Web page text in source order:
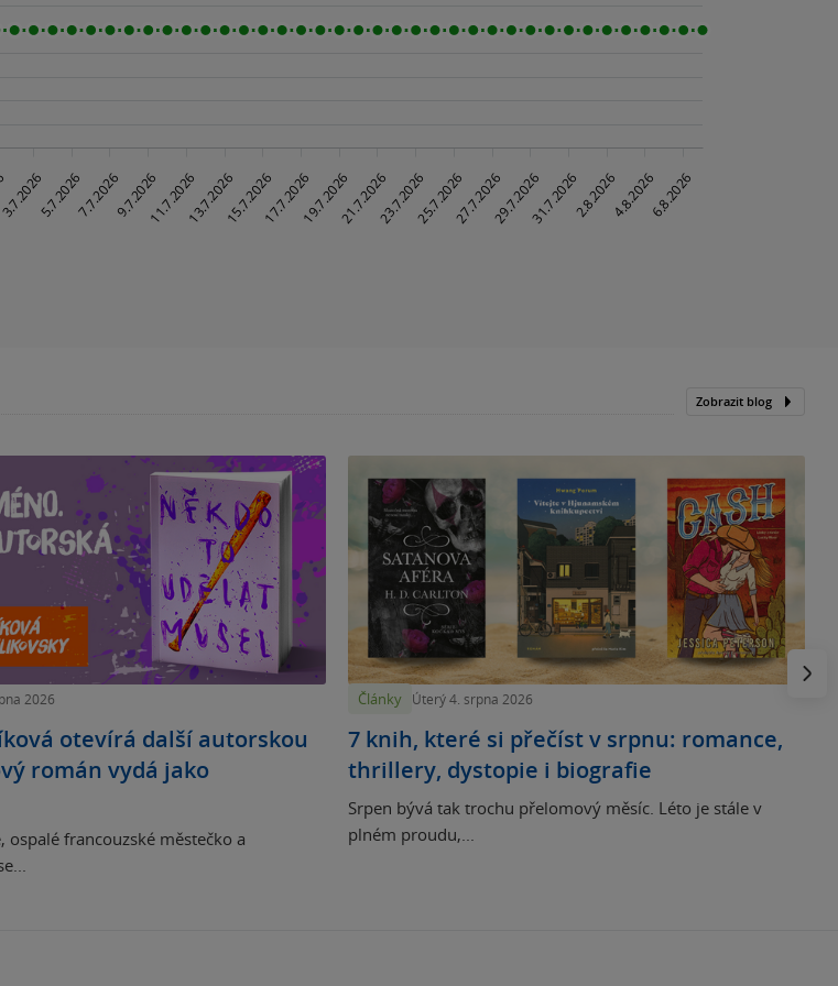
Zobrazit blog
2026
otevírá další autorskou
román vydá jako
ospalé francouzské městečko a
Články Úterý 4. srpna 2026
7 knih, které si přečíst v srpnu: romance,
thrillery, dystopie i biografie
Srpen bývá tak trochu přelomový měsíc. Léto je stále v
plném proudu,...